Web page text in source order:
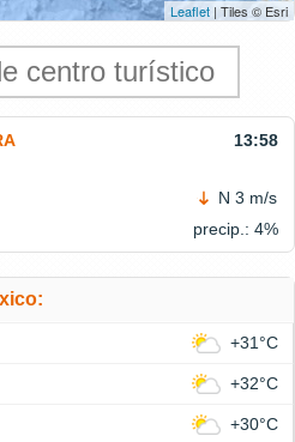
Leaflet | Tiles © Esri
13:58
N 3 m/s
precip.: 4%
+31°C
+32°C
+30°C